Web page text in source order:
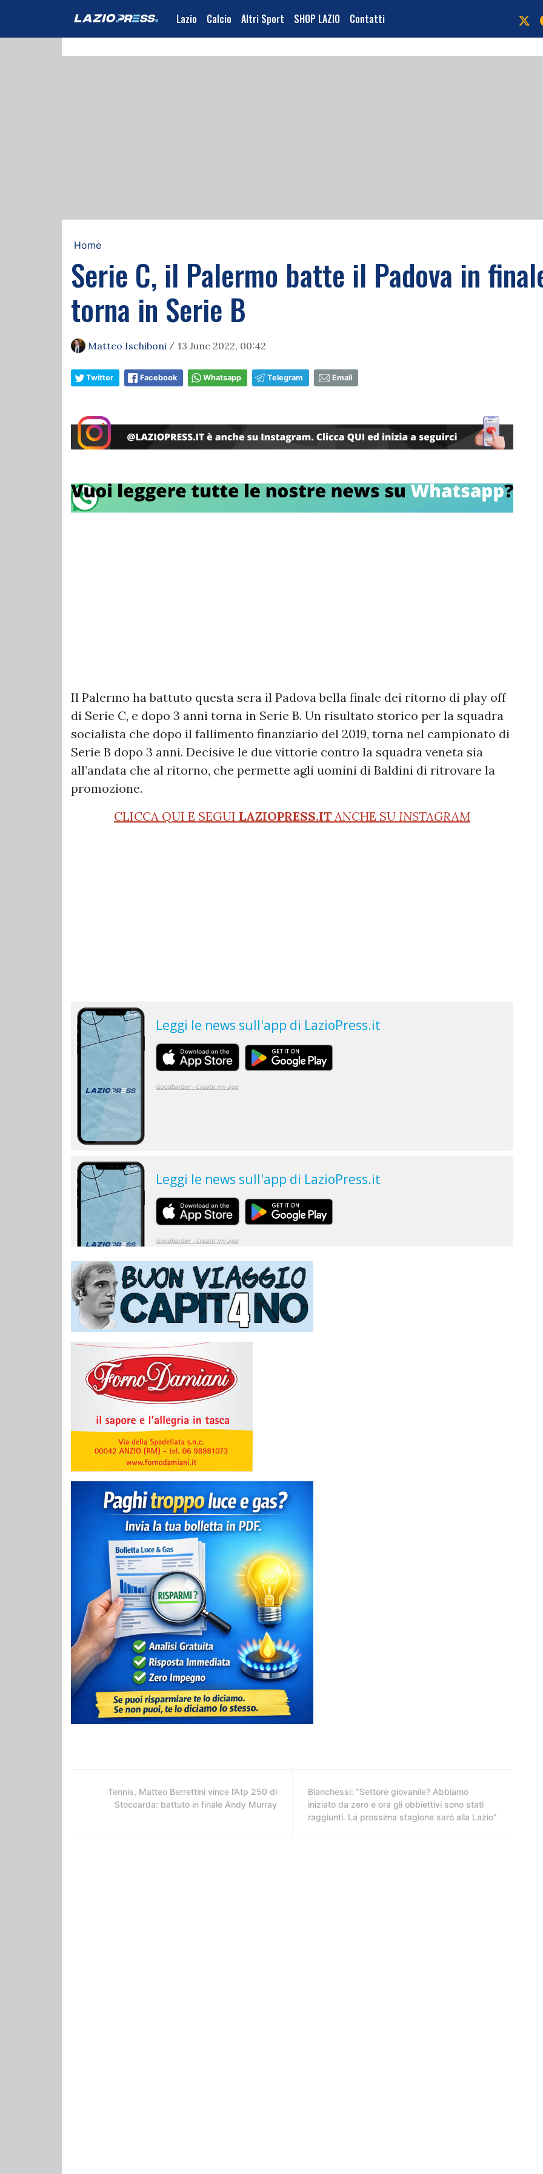
Lazio Calcio Altri Sport SHOP LAZIO Contatti
Home
Serie C, il Palermo batte il Padova in
torna in Serie B
Matteo Ischiboni / 13 June 2022, 00:42
Twitter Facebook Whatsapp Telegram Email
Il Palermo ha battuto questa sera il Padova bella finale dei ritorno di play off
di Serie C, e dopo 3 anni torna in Serie B. Un risultato storico per la squadra
socialista che dopo il fallimento finanziario del 2019, torna nel campionato di
Serie B dopo 3 anni. Decisive le due vittorie contro la squadra veneta sia
all’andata che al ritorno, che permette agli uomini di Baldini di ritrovare la
promozione.
CLICCA QUI E SEGUI LAZIOPRESS.IT ANCHE SU INSTAGRAM
Tennis, Matteo Berrettini vince l’Atp 250 di
Stoccarda: battuto in finale Andy Murray
Bianchessi: “Settore giovanile? Abbiamo
iniziato da zero e ora gli obbiettivi sono stati
raggiunti. La prossima stagione sarò alla Lazio”